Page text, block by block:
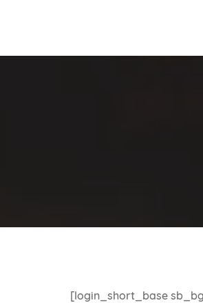
busca serviços e profissionais
[login_short_base